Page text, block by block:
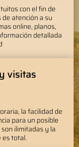
con el fin de
atención a su
online, planos,
detallada
visitas
la facilidad de
para un posible
ilimitadas y la
es total.